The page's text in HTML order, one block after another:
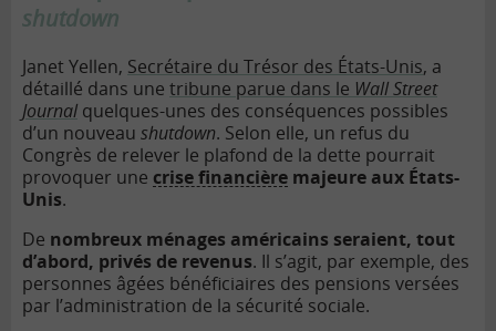
shutdown
Janet Yellen, Secrétaire du Trésor des États-Unis, a
détaillé dans une tribune parue dans le Wall Street
Journal quelques-unes des conséquences possibles
d’un nouveau shutdown. Selon elle, un refus du
Congrès de relever le plafond de la dette pourrait
provoquer une crise financière majeure aux États-
Unis.
De nombreux ménages américains seraient, tout
d’abord, privés de revenus. Il s’agit, par exemple, des
personnes âgées bénéficiaires des pensions versées
par l’administration de la sécurité sociale.